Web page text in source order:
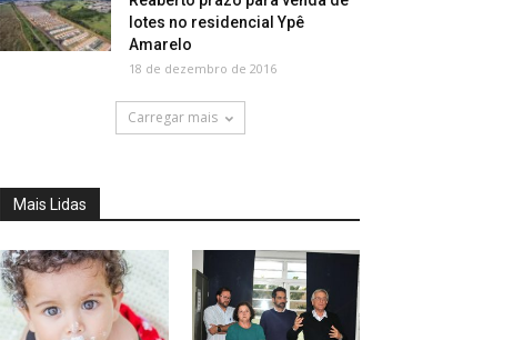
lotes no residencial Ypê
Amarelo
18 de dezembro de 2016
Carregar mais
Mais Lidas